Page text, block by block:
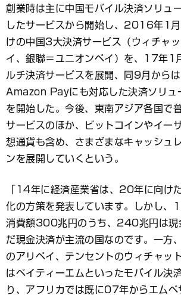
創業時は主に中国モバイル決済ソリュ
したサービスから開始し、2016年1月
けの中国3大決済サービス（ウィチャ
イ、銀聯＝ユニオンペイ）を、17年1
ルチ決済サービスを展開、同9月から
Amazon Payにも対応した決済ソリュ
を開始した。今後、東南アジア各国で
サービスのほか、ビットコインやイー
想通貨も含め、さまざまなキャッシュ
ンを展開していくという。
「14年に経済産業省は、20年に向け
化の方策を発表しています。しかし、
消費額300兆円のうち、240兆円は現
だ現金決済が主流の国なのです。一方
のアリペイ、テンセントのウィチャッ
はペイティーエムといったモバイル決
り、アフリカでは既に07年からエムペ